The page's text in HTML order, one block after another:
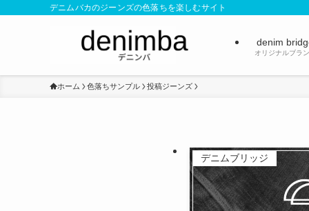
デニムバカのジーンズの色落ちを楽しむサイト
denim
オリジナルブラ
ホーム 色落ちサンプル 投稿ジーンズ
デニムブリッジ